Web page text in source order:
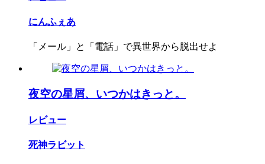
にんふぇあ
「メール」と「電話」で異世界から脱出せよ
夜空の星屑、いつかはきっと。
レビュー
死神ラビット